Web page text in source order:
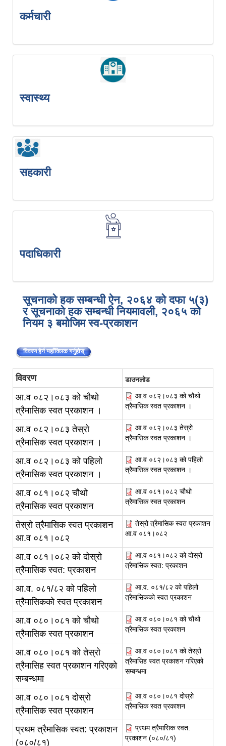
कर्मचारी
स्वास्थ्य
सहकारी
पदाधिकारी
सूचनाको हक सम्बन्धी ऐन, २०६४ को दफा ५(३)
र सूचनाको हक सम्बन्धी नियमावली, २०६५ को
नियम ३ बमोजिम स्व-प्रकाशन
विवरण हेर्न यहाँक्लिक गर्नुहोस्
विवरण डाउनलोड
आ.व ०८२।०८३ को चौथो
त्रैमासिक स्वत प्रकाशन ।
आ.व ०८२।०८३ को चौथो
त्रैमासिक स्वत प्रकाशन ।
आ.व ०८२।०८३ तेस्रो
त्रैमासिक स्वत प्रकाशन ।
आ.व ०८२।०८३ तेस्रो
त्रैमासिक स्वत प्रकाशन ।
आ.व ०८२।०८३ को पहिलो
त्रैमासिक स्वत प्रकाशन ।
आ.व ०८२।०८३ को पहिलो
त्रैमासिक स्वत प्रकाशन ।
आ.व ०८१।०८२ चौथो
त्रैमासिक स्वत प्रकाशन
आ.व ०८१।०८२ चौथो
त्रैमासिक स्वत प्रकाशन
तेस्रो त्रैमासिक स्वत प्रकाशन
आ.व ०८१।०८२
तेस्रो त्रैमासिक स्वत प्रकाशन
आ.व ०८१।०८२
आ.व ०८१।०८२ को दोस्रो
त्रैमासिक स्वत: प्रकाशन
आ.व ०८१।०८२ को दोस्रो
त्रैमासिक स्वत: प्रकाशन
आ.व. ०८१/८२ को पहिलो
त्रैमासिकको स्वत प्रकाशन
आ.व. ०८१/८२ को पहिलो
त्रैमासिकको स्वत प्रकाशन
आ.व ०८०।०८१ को चौथो
त्रैमासिक स्वत प्रकाशन
आ.व ०८०।०८१ को चौथो
त्रैमासिक स्वत प्रकाशन
आ.व ०८०।०८१ को तेस्रो
त्रैमासिह स्वत प्रकाशन गरिएको
सम्बन्धमा
आ.व ०८०।०८१ को तेस्रो
त्रैमासिह स्वत प्रकाशन गरिएको
सम्बन्धमा
आ.व ०८०।०८१ दोस्रो
त्रैमासिक स्वत प्रकाशन
आ.व ०८०।०८१ दोस्रो
त्रैमासिक स्वत प्रकाशन
प्रथम त्रैमासिक स्वत: प्रकाशन
(०८०/८१)
प्रथम त्रैमासिक स्वत:
प्रकाशन (०८०/८१)